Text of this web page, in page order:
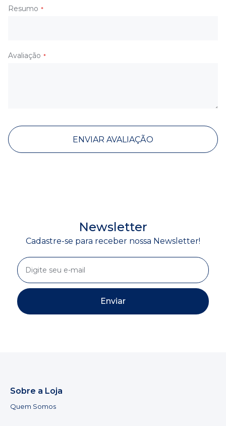
Resumo
Avaliação
ENVIAR AVALIAÇÃO
Newsletter
Cadastre-se para receber nossa Newsletter!
Enviar
Sobre a Loja
Quem Somos